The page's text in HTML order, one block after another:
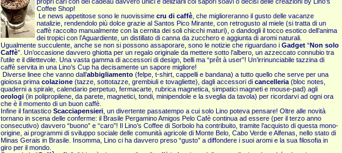
Coffee Shop!
Le news appetitose sono le nuovissime cru di caffè , che miglioreranno il gusto delle vacanze
natalizie, rendendolo più dolce grazie al Santos Pico Mirante, con retrogusto al miele (si tratta di un
caffè raccolto manualmente con la cernita dei soli chicchi maturi), o dandogli il tocco esotico dell’anima
dei tropici con l’Aguardiente, un distillato di canna da zucchero e aggiunta di aromi naturali.
Ugualmente succulente, anche se non si possono assaporare, sono le notizie che riguardano i Gadget “Non solo
Caffè”. Un’occasione davvero ghiotta per un regalo originale da mettere sotto l’albero, un azzeccato connubio tra
l’utile e il dilettevole. Una vasta gamma di accessori di design, belli ma “prêt à user”! Un’irrinunciabile tazzina di
caffè servita in una Lino’s Cup ha decisamente un sapore migliore!
Diverse linee che vanno dall’abbigliamento (felpe, t-shirt, cappelli e bandana) a tutto quello che serve per una
gioiosa prima colazione (tazze, sottotazze, grembiuli e tovagliette), dagli accessori di cancelleria (bloc notes,
quaderni a spirale, calendario perpetuo, fermacarte, rubrica magnetica, simpatici magneti e mouse-pad) agli
orologi (in polipropilene, da parete, magnetici, tondi, minipendole e la sveglia da tavola) per ricordarvi ad ogni ora
che è il momento di un buon caffè.
Infine il fantastico Scacciapensieri , un divertente passatempo a cui solo Lino poteva pensare! Oltre alle novità
tornano in scena delle conferme: il Brasile Pergamino Amigos Pelo Cafè continua ad essere (per il terzo anno
consecutivo) davvero “buono” e “caro”! Il Lino’s Coffee di Sorbolo ha contribuito, tramite l’acquisto di questa mono-
origine, ai programmi di sviluppo sociale delle comunità agricole di Monte Belo, Cabo Verde e Alfenas, nello stato di
Minas Gerais in Brasile. Insomma, Lino ci ha davvero preso “gusto” a diffondere i suoi aromi e la sua filosofia in
giro per il mondo.